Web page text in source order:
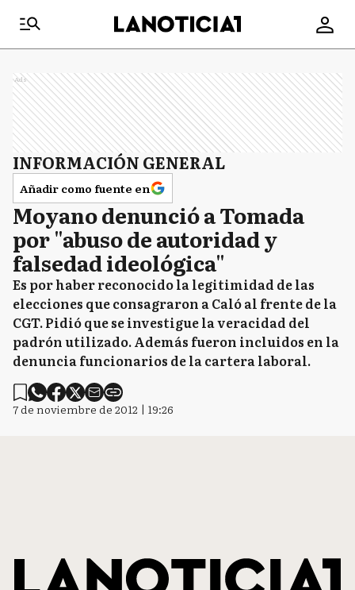
Ads
INFORMACIÓN GENERAL
Añadir como fuente en
Moyano denunció a Tomada
por "abuso de autoridad y
falsedad ideológica"
Es por haber reconocido la legitimidad de las
elecciones que consagraron a Caló al frente de la
CGT. Pidió que se investigue la veracidad del
padrón utilizado. Además fueron incluidos en la
denuncia funcionarios de la cartera laboral.
7 de noviembre de 2012 | 19:26